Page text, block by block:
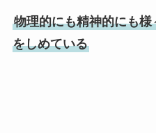
物理的にも精神的にも
をしめている